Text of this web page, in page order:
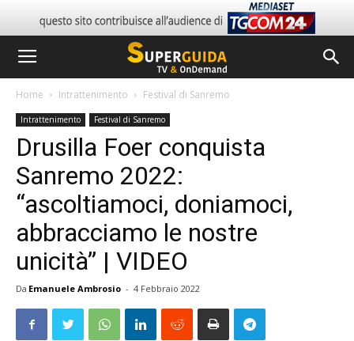
Home Intrattenimento Festival di Sanremo
Intrattenimento Festival di Sanremo
Drusilla Foer conquista
Sanremo 2022:
“ascoltiamoci, doniamoci,
abbracciamo le nostre
unicità” | VIDEO
Da Emanuele Ambrosio - 4 Febbraio 2022